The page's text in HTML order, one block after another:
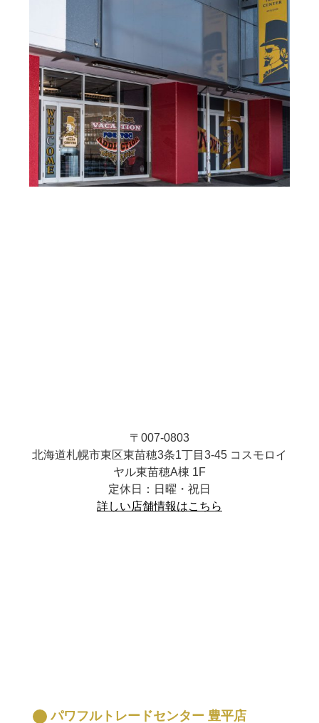
〒007-0803
北海道札幌市東区東苗穂3条1丁目3-45 コスモロイ
ヤル東苗穂A棟 1F
定休日：日曜・祝日
詳しい店舗情報はこちら
パワフルトレードセンター 豊平店